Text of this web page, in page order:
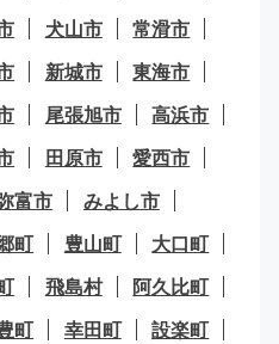
犬山市
常滑市
新城市
東海市
尾張旭市
高浜市
田原市
愛西市
富市
みよし市
町 豊山町
大口町
飛島村
阿久比町
町 幸田町
設楽町